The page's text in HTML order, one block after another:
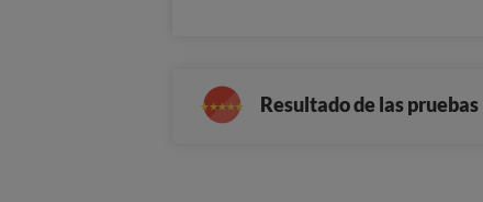
Resultado de las pruebas